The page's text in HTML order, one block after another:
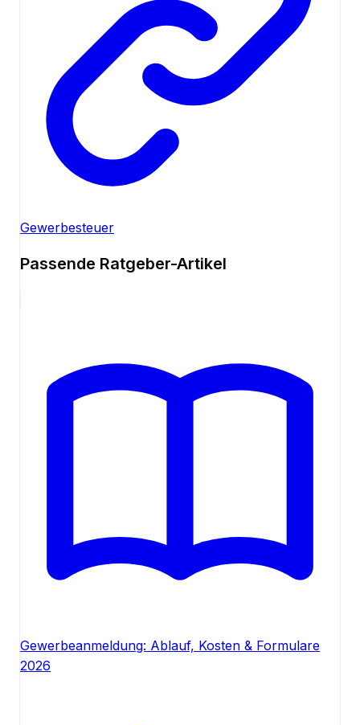
Gewerbesteuer
Passende Ratgeber-Artikel
Gewerbeanmeldung: Ablauf, Kosten & Formulare
2026